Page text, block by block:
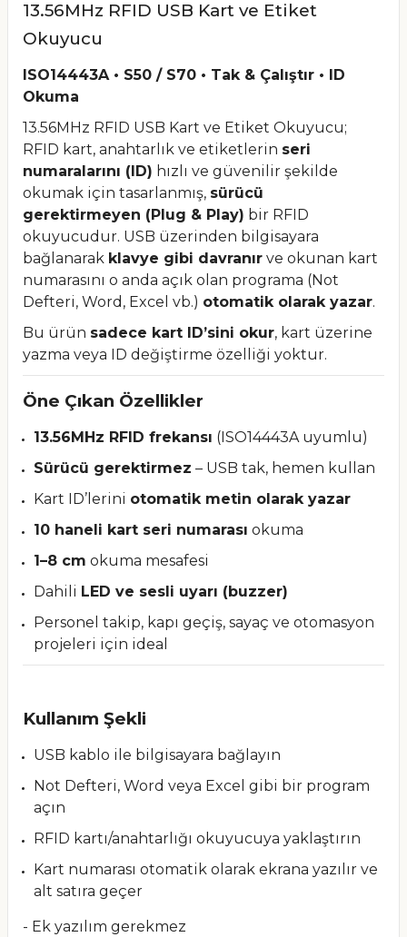
13.56MHz RFID USB Kart ve Etiket
Okuyucu
ISO14443A • S50 / S70 • Tak & Çalıştır • ID
Okuma
13.56MHz RFID USB Kart ve Etiket Okuyucu;
RFID kart, anahtarlık ve etiketlerin seri
numaralarını (ID) hızlı ve güvenilir şekilde
okumak için tasarlanmış, sürücü
gerektirmeyen (Plug & Play) bir RFID
okuyucudur. USB üzerinden bilgisayara
bağlanarak klavye gibi davranır ve okunan kart
numarasını o anda açık olan programa (Not
Defteri, Word, Excel vb.) otomatik olarak yazar.
Bu ürün sadece kart ID’sini okur, kart üzerine
yazma veya ID değiştirme özelliği yoktur.
Öne Çıkan Özellikler
13.56MHz RFID frekansı (ISO14443A uyumlu)
Sürücü gerektirmez – USB tak, hemen kullan
Kart ID’lerini otomatik metin olarak yazar
10 haneli kart seri numarası okuma
1–8 cm okuma mesafesi
Dahili LED ve sesli uyarı (buzzer)
Personel takip, kapı geçiş, sayaç ve otomasyon
projeleri için ideal
Kullanım Şekli
USB kablo ile bilgisayara bağlayın
Not Defteri, Word veya Excel gibi bir program
açın
RFID kartı/anahtarlığı okuyucuya yaklaştırın
Kart numarası otomatik olarak ekrana yazılır ve
alt satıra geçer
- Ek yazılım gerekmez